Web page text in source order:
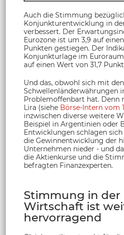
Auch die Stimmung
Konjunkturentwicklung in
verbessert. Der
Eurozone ist um 3,9 auf
Punkten gestiegen. Der
Konjunkturlage im
auf einen Wert von 31,7
Und das, obwohl sich mit den
Schwellenländerwährungen
Problemoffenbart hat. Denn
Lira (siehe Börse-Intern vom
inzwischen diverse weitere
Beispiel in Argentinien oder
Entwicklungen schlagen
die Gewinnentwicklung der
Unternehmen nieder - und
die Aktienkurse und die
befragten Finanzexperten.
Stimmung in der
Wirtschaft ist
hervorragend